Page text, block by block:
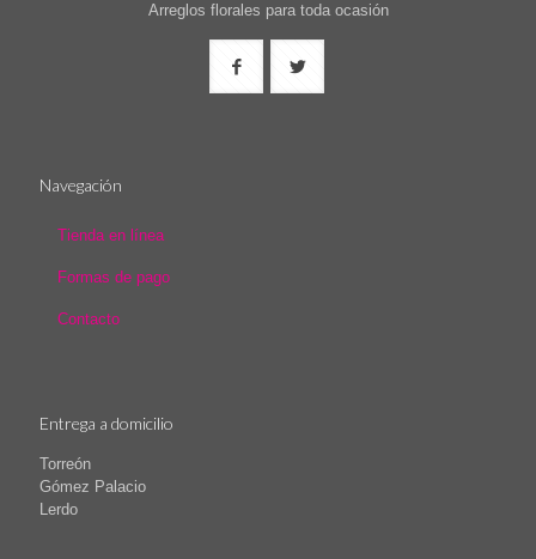
Arreglos florales para toda ocasión
Navegación
Tienda en línea
Formas de pago
Contacto
Entrega a domicilio
Torreón
Gómez Palacio
Lerdo